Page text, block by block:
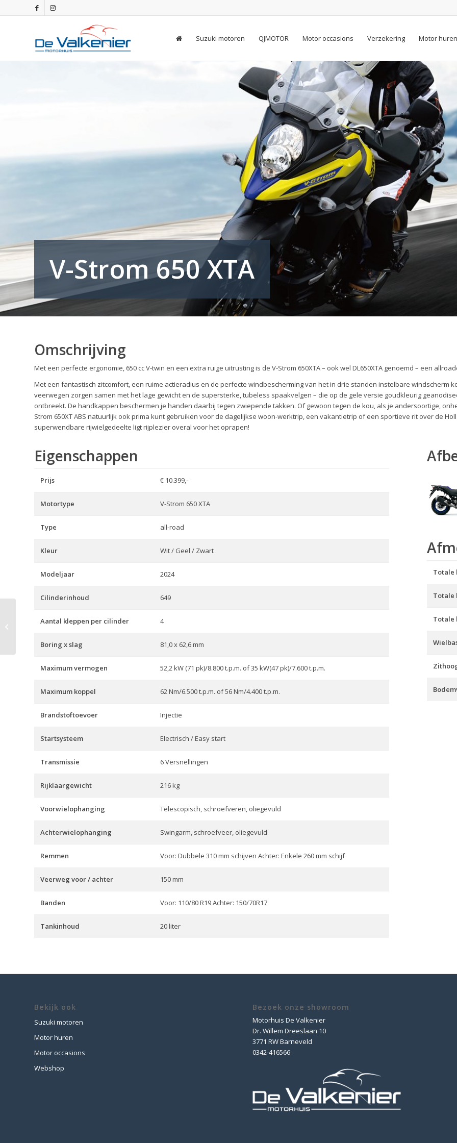
Suzuki motoren QJMOTOR Motor occasions Verzekering Motor huren
V-Strom 650 XTA
Omschrijving
Met een perfecte ergonomie, 650 cc V-twin en een extra ruige uitrusting is de V-Strom 650XTA – ook wel DL650XTA genoemd – een
Met een fantastisch zitcomfort, een ruime actieradius en de perfecte windbescherming van het in drie standen instelbare windscherm
veerwegen zorgen samen met het lage gewicht en de supersterke, tubeless spaakvelgen – die op de gele versie goudkleurig
ontbreekt. De handkappen beschermen je handen daarbij tegen zwiepende takken. Of gewoon tegen de kou, als je andersoortige,
Strom 650XT ABS natuurlijk ook prima kunt gebruiken voor de dagelijkse woon-werktrip, een vakantietrip of een sportieve rit over de
superwendbare rijwielgedeelte ligt rijplezier overal voor het oprapen!
Eigenschappen
Prijs € 10.399,-
Motortype V-Strom 650 XTA
Type all-road
Kleur Wit / Geel / Zwart
Modeljaar 2024
Cilinderinhoud 649
Aantal kleppen per cilinder 4
Boring x slag 81,0 x 62,6 mm
Maximum vermogen 52,2 kW (71 pk)/8.800 t.p.m. of 35 kW(47 pk)/7.600 t.p.m.
Maximum koppel 62 Nm/6.500 t.p.m. of 56 Nm/4.400 t.p.m.
Brandstoftoevoer Injectie
Startsysteem Electrisch / Easy start
Transmissie 6 Versnellingen
Rijklaargewicht 216 kg
Voorwielophanging Telescopisch, schroefveren, oliegevuld
Achterwielophanging Swingarm, schroefveer, oliegevuld
Remmen Voor: Dubbele 310 mm schijven Achter: Enkele 260 mm schijf
Veerweg voor / achter 150 mm
Banden Voor: 110/80 R19 Achter: 150/70R17
Tankinhoud 20 liter
Totale
Totale
Totale
Bekijk ook
Suzuki motoren
Motor huren
Motor occasions
Webshop
Bezoek onze showroom
Motorhuis De Valkenier
Dr. Willem Dreeslaan 10
3771 RW Barneveld
0342-416566
V-Strom 800 DE